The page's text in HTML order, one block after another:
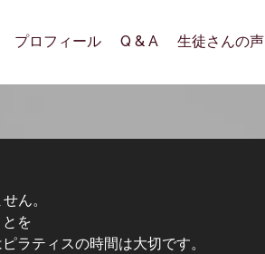
プロフィール Q & A 生徒さんの声
ん。
を
ラティスの時間は大切です。